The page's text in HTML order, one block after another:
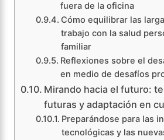
fuera de la oficina
Cómo equilibrar las
trabajo con la salud
familiar
Reflexiones sobre el
en medio de desafíos
Mirando hacia el futuro:
futuras y adaptación en
Preparándose para las
tecnológicas y las